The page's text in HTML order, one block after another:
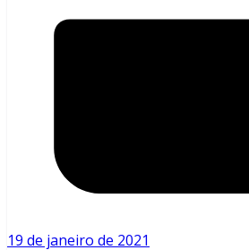
19 de janeiro de 2021